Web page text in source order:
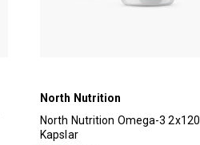
North Nutrition
North Nutrition Omega-3 2x120
Kapslar